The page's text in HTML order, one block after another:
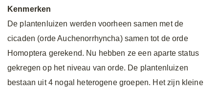
Kenmerken
De plantenluizen werden voorheen samen met de
cicaden (orde Auchenorrhyncha) samen tot de orde
Homoptera gerekend. Nu hebben ze een aparte status
gekregen op het niveau van orde. De plantenluizen
bestaan uit 4 nogal heterogene groepen. Het zijn kleine